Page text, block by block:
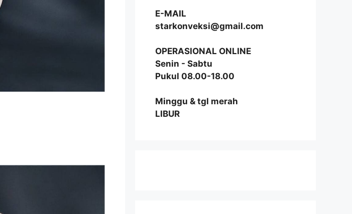
E-MAIL
starkonveksi@gmail.com
OPERASIONAL ONLINE
Senin - Sabtu
Pukul 08.00-18.00
Minggu & tgl merah
LIBUR